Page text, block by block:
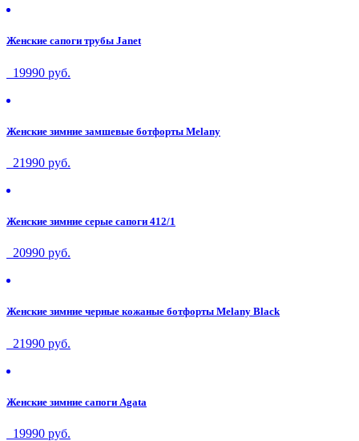
Женские сапоги трубы Janet
19990 руб.
Женские зимние замшевые ботфорты Melany
21990 руб.
Женские зимние серые сапоги 412/1
20990 руб.
Женские зимние черные кожаные ботфорты Melany Black
21990 руб.
Женские зимние сапоги Agata
19990 руб.